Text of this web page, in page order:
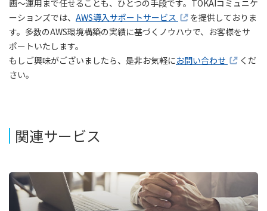
画～運用まで任せることも、ひとつの手段です。TOKAIコミュニケ
ーションズでは、 AWS導入サポートサービス
を提供しておりま
す。多数のAWS環境構築の実績に基づくノウハウで、お客様をサ
ポートいたします。
もしご興味がございましたら、是非お気軽にお問い合わせ
くだ
さい。
関連サービス